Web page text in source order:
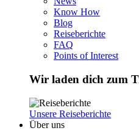
Know How
Blog
Reiseberichte
FAQ
Points of Interest
Wir laden dich zum
Unsere Reiseberichte
Über uns